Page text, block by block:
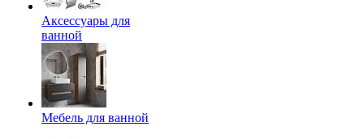
Аксессуары для
ванной
Мебель для ванной